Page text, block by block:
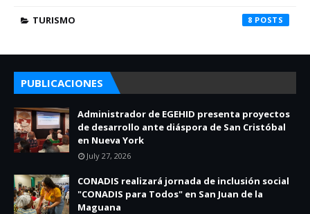
TURISMO 8
PUBLICACIONES
Administrador de EGEHID presenta proyectos
de desarrollo ante diáspora de San Cristóbal
en Nueva York
July 27, 2026
CONADIS realizará jornada de inclusión social
"CONADIS para Todos" en San Juan de la
Maguana